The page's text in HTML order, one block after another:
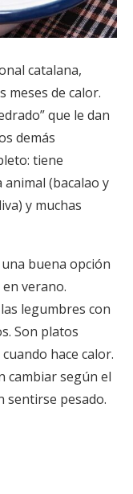
catalana,
meses de calor.
que le dan
demás
tiene
(bacalao y
y muchas
buena opción
verano.
legumbres con
Son platos
hace calor.
cambiar según el
sentirse pesado.